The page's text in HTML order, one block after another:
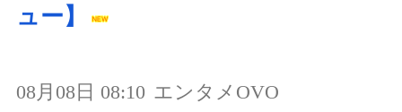
ュー】
08月08日 08:10 エンタメOVO